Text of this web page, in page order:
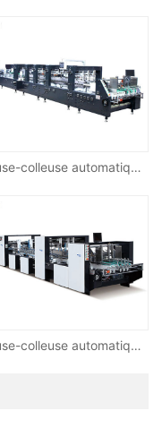
Plieuse-colleuse automatique à grande vitesse SÉRIE S
Plieuse-colleuse automatique à grande vitesse SÉRIE AC